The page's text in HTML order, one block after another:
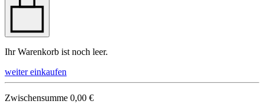
Ihr Warenkorb ist noch leer.
weiter einkaufen
Zwischensumme 0,00 €